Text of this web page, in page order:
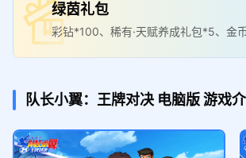
绿茵礼包
彩钻*100、稀有·天赋养成礼包*5、金
00000
队长小翼：王牌对决 电脑版游戏